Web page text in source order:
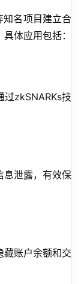
名项目建立合
体应用包括：
过zkSNARKs技
息泄露，有效保
藏账户余额和交